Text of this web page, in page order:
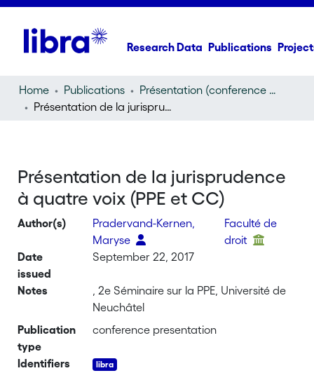
Research Data Publications
Home Publications
Présentation (conference presentation)
Présentation de la jurisprudence à quatre voix (PPE et CC)
Présentation de la jurisprudence
à quatre voix (PPE et CC)
Author(s)
Pradervand-Kernen,
Maryse
Faculté de
droit
Date
issued
September 22, 2017
Notes
, 2e Séminaire sur la PPE, Université de
Neuchâtel
Publication
type
conference presentation
Identifiers